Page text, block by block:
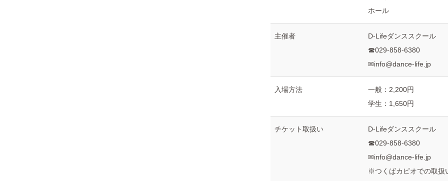
ホール
主催者
D-Lifeダンススクール
☎029-858-6380
✉info@dance-life.jp
入場方法
一般：2,200円
学生：1,650円
チケット取扱い
D-Lifeダンススクール
☎029-858-6380
✉info@dance-life.jp
※つくばカピオでの取扱